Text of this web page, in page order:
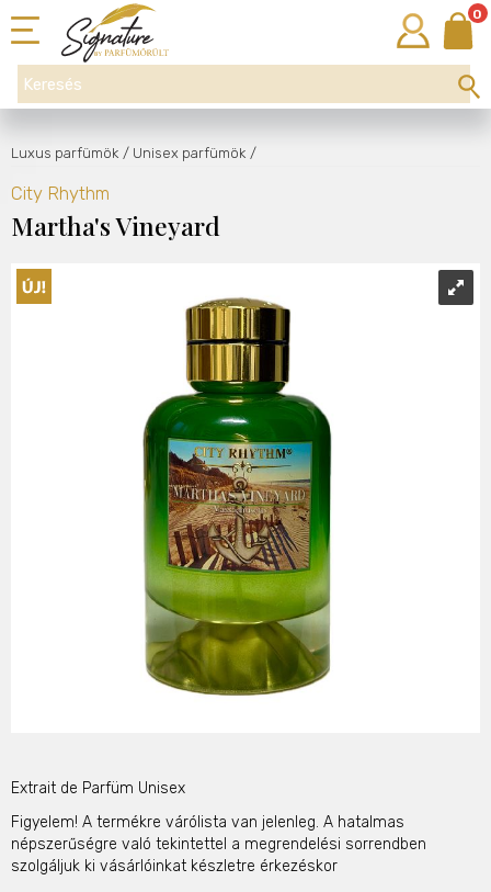
0
Luxus parfümök / Unisex parfümök /
City Rhythm
Martha's Vineyard
Extrait de Parfüm Unisex
Figyelem! A termékre várólista van jelenleg. A hatalmas
népszerűségre való tekintettel a megrendelési sorrendben
szolgáljuk ki vásárlóinkat készletre érkezéskor